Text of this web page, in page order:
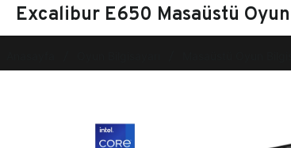
Excalibur E650 Masaüstü